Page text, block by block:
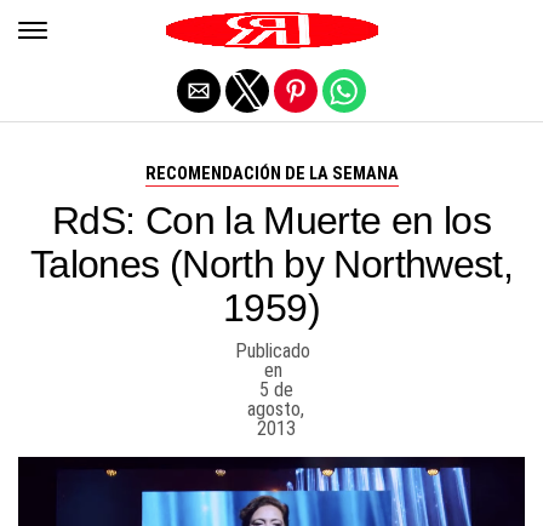
RECOMENDACIÓN DE LA SEMANA
RdS: Con la Muerte en los
Talones (North by Northwest,
1959)
Publicado
en
5 de
agosto,
2013
Salir de la versión móvil